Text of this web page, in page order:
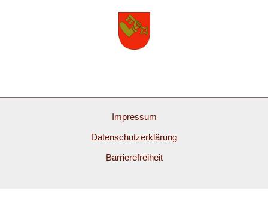
Impressum
Datenschutzerklärung
Barrierefreiheit